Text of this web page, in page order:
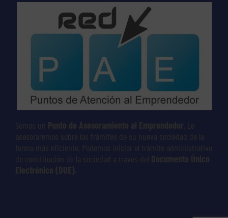
Somos un Punto de Asesoramiento al Emprendedor . Le
asesoraremos sobre los trámites de su nueva sociedad de la
forma más eficiente. Podemos iniciar el trámite administrativo
de constitución de la sociedad a través del Documento Único
Electrónico (DUE).